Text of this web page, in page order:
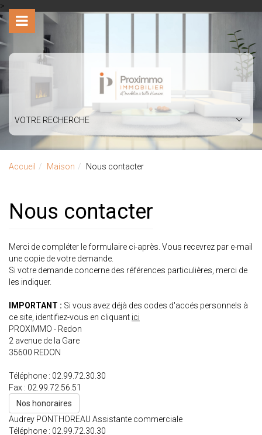
>
VOTRE RECHERCHE
Accueil Maison Nous contacter
Nous contacter
Merci de compléter le formulaire ci-après. Vous recevrez par e-mail
une copie de votre demande.
Si votre demande concerne des références particulières, merci de
les indiquer.
IMPORTANT : Si vous avez déjà des codes d'accés personnels à
ce site, identifiez-vous en cliquant ici
PROXIMMO - Redon
2 avenue de la Gare
35600 REDON
Téléphone : 02.99.72.30.30
Fax : 02.99.72.56.51
Nos honoraires
Audrey PONTHOREAU Assistante commerciale
Téléphone : 02.99.72.30.30